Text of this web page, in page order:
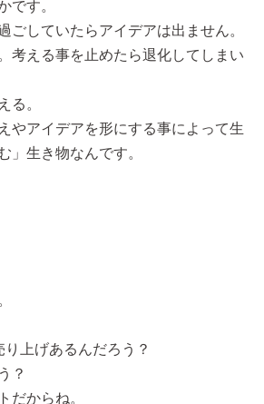
です。
ごしていたらアイデアは出ません。
考える事を止めたら退化してしまい
る。
やアイデアを形にする事によって生
」生き物なんです。
上げあるんだろう？
？
だからね。